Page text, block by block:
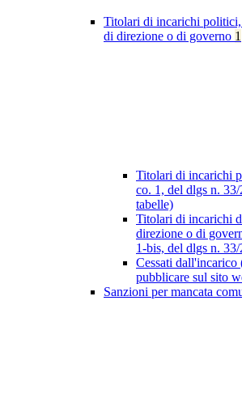
Titolari di incarichi
di direzione o di governo 1
Titolari di incarichi
co. 1, del dlgs n.
tabelle)
Titolari di incarichi
direzione o di
1-bis, del dlgs n.
Cessati dall'incarico
pubblicare sul sito
Sanzioni per mancata